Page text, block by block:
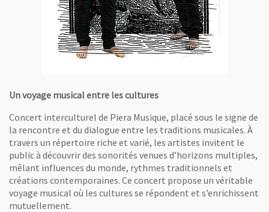
Un voyage musical entre les cultures
Concert interculturel de Piera Musique, placé sous le signe de
la rencontre et du dialogue entre les traditions musicales. À
travers un répertoire riche et varié, les artistes invitent le
public à découvrir des sonorités venues d’horizons multiples,
mêlant influences du monde, rythmes traditionnels et
créations contemporaines. Ce concert propose un véritable
voyage musical où les cultures se répondent et s’enrichissent
mutuellement.